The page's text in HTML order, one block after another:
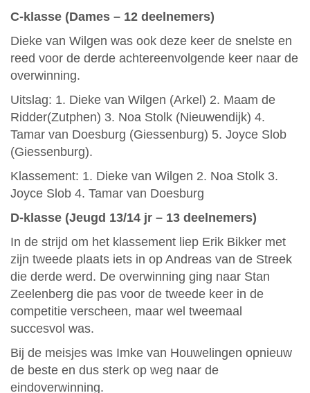
C-klasse (Dames – 12 deelnemers)
Dieke van Wilgen was ook deze keer de snelste en
reed voor de derde achtereenvolgende keer naar de
overwinning.
Uitslag: 1. Dieke van Wilgen (Arkel) 2. Maam de
Ridder(Zutphen) 3. Noa Stolk (Nieuwendijk) 4.
Tamar van Doesburg (Giessenburg) 5. Joyce Slob
(Giessenburg).
Klassement: 1. Dieke van Wilgen 2. Noa Stolk 3.
Joyce Slob 4. Tamar van Doesburg
D-klasse (Jeugd 13/14 jr – 13 deelnemers)
In de strijd om het klassement liep Erik Bikker met
zijn tweede plaats iets in op Andreas van de Streek
die derde werd. De overwinning ging naar Stan
Zeelenberg die pas voor de tweede keer in de
competitie verscheen, maar wel tweemaal
succesvol was.
Bij de meisjes was Imke van Houwelingen opnieuw
de beste en dus sterk op weg naar de
eindoverwinning.